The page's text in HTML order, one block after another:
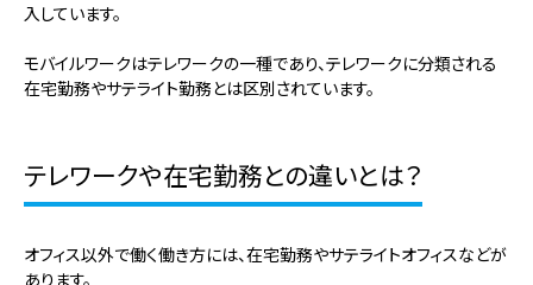
入しています。
モバイルワークはテレワークの一種であり、テレワークに分類される
在宅勤務やサテライト勤務とは区別されています。
テレワークや在宅勤務との違いとは？
オフィス以外で働く働き方には、在宅勤務やサテライトオフィスなどが
あります。